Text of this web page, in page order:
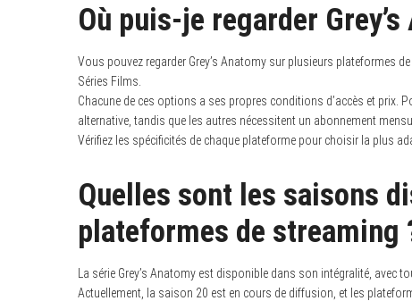
Où puis-je regarder
Vous pouvez regarder Grey’s Anatomy sur plusieurs plateformes
Séries Films.
Chacune de ces options a ses propres conditions d’accès et prix.
alternative, tandis que les autres nécessitent un abonnement
Vérifiez les spécificités de chaque plateforme pour choisir la plus
Quelles sont les saisons
plateformes de streaming
La série Grey’s Anatomy est disponible dans son intégralité,
Actuellement, la saison 20 est en cours de diffusion, et les